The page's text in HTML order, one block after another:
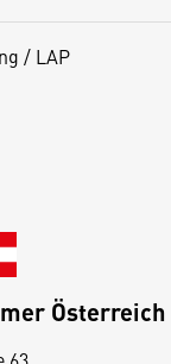
/ LAP
Österreich